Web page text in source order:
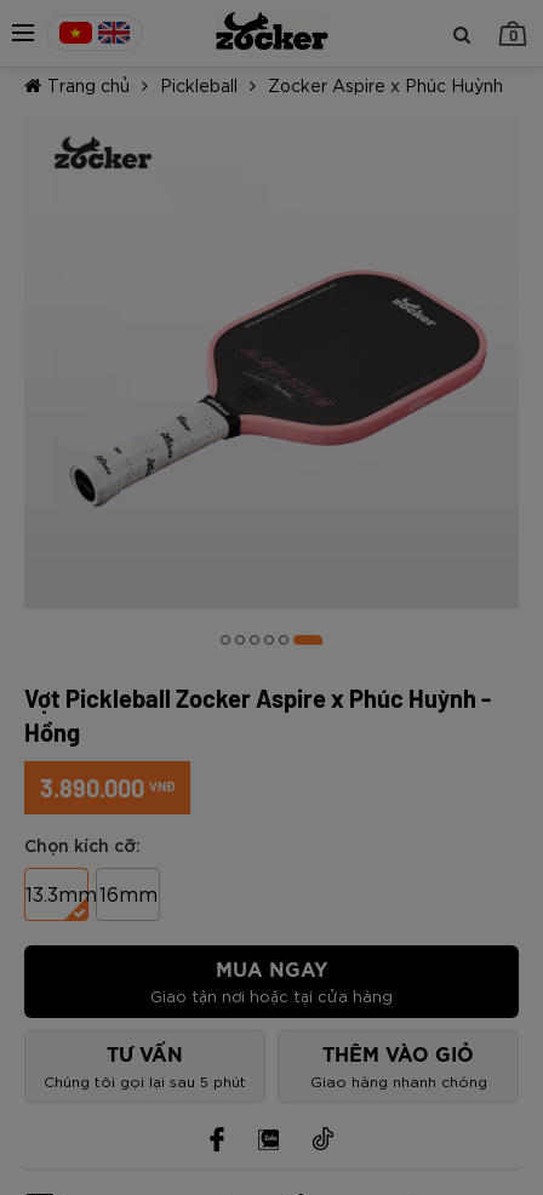
0
Trang chủ Pickleball Zocker Aspire x Phúc Huỳnh
Vợt Pickleball Zocker Aspire x Phúc Huỳnh -
Hồng
3.890.000 VNĐ
Chọn kích cỡ:
13.3mm16mm
MUA NGAY
Giao tận nơi hoặc tại cửa hàng
TƯ VẤN
Chúng tôi gọi lại sau 5 phút
THÊM VÀO GIỎ
Giao hàng nhanh chóng